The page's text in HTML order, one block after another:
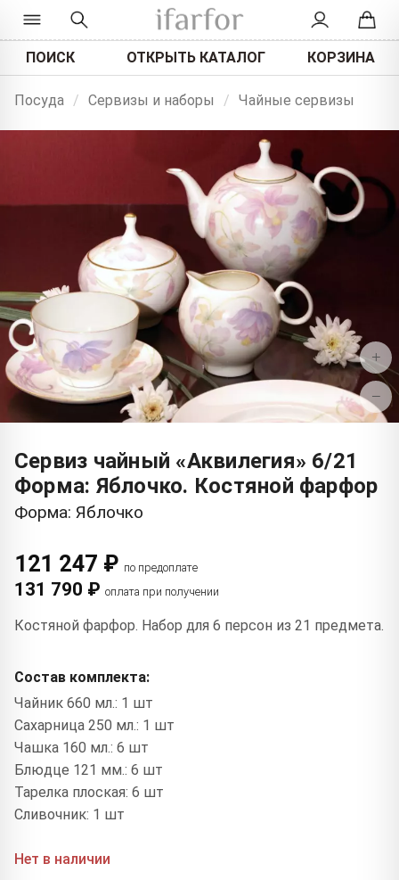
ПОИСК ОТКРЫТЬ КАТАЛОГ КОРЗИНА
Посуда / Сервизы и наборы / Чайные сервизы
+
−
Сервиз чайный «Аквилегия» 6/21
Форма: Яблочко. Костяной фарфор
Форма: Яблочко
121 247 ₽ по предоплате
131 790 ₽ оплата при получении
Костяной фарфор. Набор для 6 персон из 21 предмета.
Состав комплекта:
Чайник 660 мл.: 1 шт
Сахарница 250 мл.: 1 шт
Чашка 160 мл.: 6 шт
Блюдце 121 мм.: 6 шт
Тарелка плоская: 6 шт
Сливочник: 1 шт
Нет в наличии